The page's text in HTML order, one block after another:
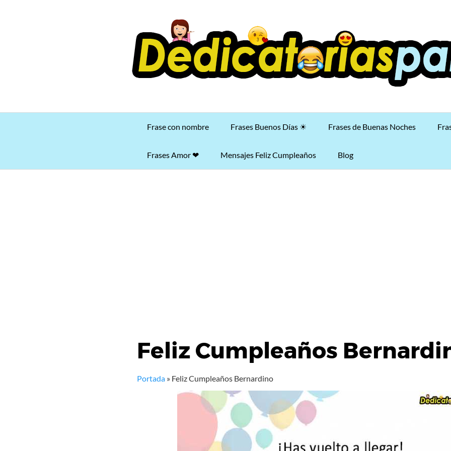
Frase con nombre Frases Buenos Días ☀ Frases de Buenas Noches
Frases Amor ❤ Mensajes Feliz Cumpleaños Blog
Feliz Cumpleaños
Portada » Feliz Cumpleaños Bernardino